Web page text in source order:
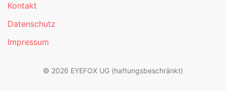
Kontakt
Datenschutz
Impressum
© 2026 EYEFOX UG (haftungsbeschränkt)